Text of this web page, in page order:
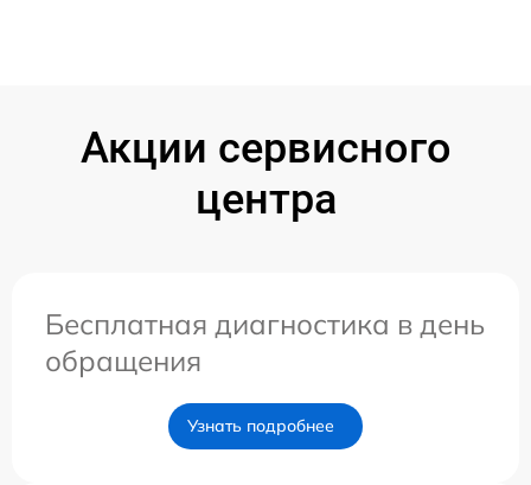
Акции сервисного
центра
Бесплатная диагностика в день
обращения
Узнать подробнее